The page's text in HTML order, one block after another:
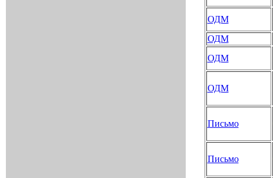
ОДМ
ОДМ
ОДМ
ОДМ
Письмо
Письмо